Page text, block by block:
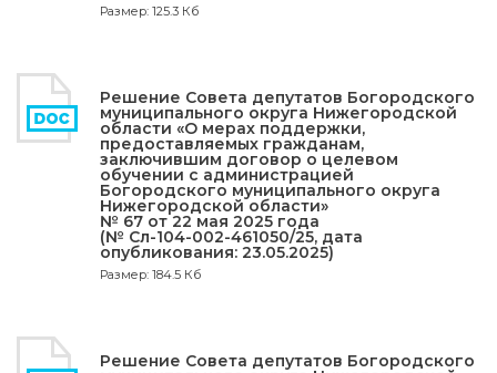
Размер: 125.3 Кб
Решение Совета депутатов Богородского
муниципального округа Нижегородской
области «О мерах поддержки,
предоставляемых гражданам,
заключившим договор о целевом
обучении с администрацией
Богородского муниципального округа
Нижегородской области»
№ 67 от 22 мая 2025 года
(№ Сл-104-002-461050/25, дата
опубликования: 23.05.2025)
Размер: 184.5 Кб
Решение Совета депутатов Богородского